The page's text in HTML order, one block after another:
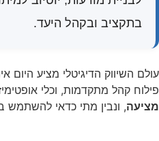
בתקציב ובקהל היעד.
עולם השיווק הדיגיטלי מציע היום
פילוח קהל מתקדמות, וכלי
מציעה, ונבין מתי כדאי להשתמש